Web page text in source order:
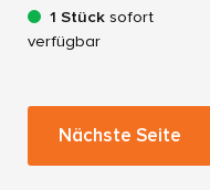
1 Stück sofort
verfügbar
Nächste Seite